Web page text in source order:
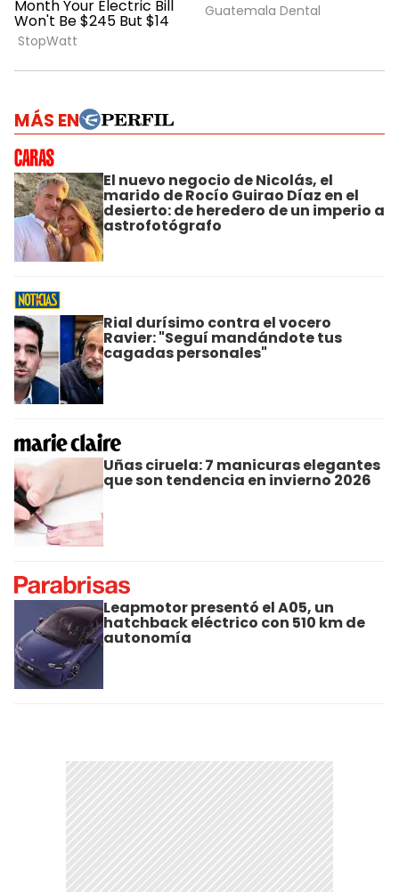
MÁS EN
El nuevo negocio de Nicolás, el
marido de Rocío Guirao Díaz en el
desierto: de heredero de un imperio a
astrofotógrafo
Rial durísimo contra el vocero
Ravier: "Seguí mandándote tus
cagadas personales"
Uñas ciruela: 7 manicuras elegantes
que son tendencia en invierno 2026
Leapmotor presentó el A05, un
hatchback eléctrico con 510 km de
autonomía